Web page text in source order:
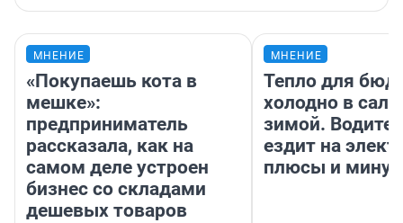
МНЕНИЕ
«Покупаешь кота в
мешке»:
предприниматель
рассказала, как на
самом деле устроен
бизнес со складами
дешевых товаров
МНЕНИЕ
Тепло для
холодно в
зимой.
ездит на
плюсы и